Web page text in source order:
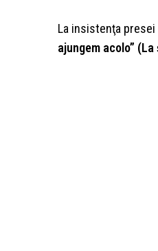
La insistenţa presei
ajungem acolo”